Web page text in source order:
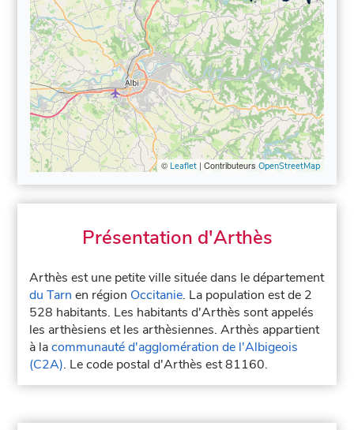
© Leaflet| Contributeurs OpenStreetMap
Présentation d'Arthès
Arthès est une petite ville située dans le département
du Tarn en région Occitanie. La population est de 2
528 habitants. Les habitants d'Arthès sont appelés
les arthèsiens et les arthèsiennes. Arthès appartient
à lacommunauté d'agglomération de l'Albigeois
(C2A). Le code postal d'Arthès est 81160.